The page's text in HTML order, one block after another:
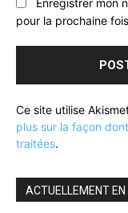
pour la prochaine
Ce site utilise
plus sur la façon
traitées.
ACTUELLEMENT EN